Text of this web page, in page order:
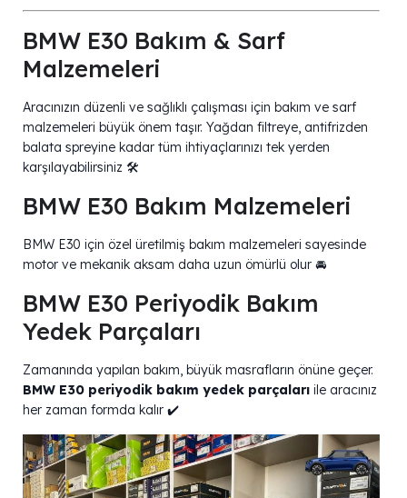
BMW E30 Bakım & Sarf
Malzemeleri
Aracınızın düzenli ve sağlıklı çalışması için bakım ve sarf
malzemeleri büyük önem taşır. Yağdan filtreye, antifrizden
balata spreyine kadar tüm ihtiyaçlarınızı tek yerden
karşılayabilirsiniz 🛠️
BMW E30 Bakım Malzemeleri
BMW E30 için özel üretilmiş bakım malzemeleri sayesinde
motor ve mekanik aksam daha uzun ömürlü olur 🚘
BMW E30 Periyodik Bakım
Yedek Parçaları
Zamanında yapılan bakım, büyük masrafların önüne geçer.
BMW E30 periyodik bakım yedek parçaları ile aracınız
her zaman formda kalır ✔️